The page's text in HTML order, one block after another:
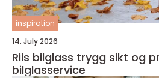
inspiration
14. July 2026
Riis bilglass trygg sikt og profesjonell
bilglasservice